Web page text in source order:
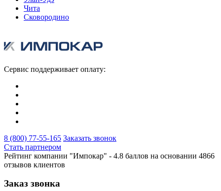
Чита
Сковородино
Сервис поддерживает оплату:
8 (800) 77-55-165 Заказать звонок
Стать партнером
Рейтинг компании "Импокар" - 4.8 баллов на основании 4866
отзывов клиентов
Заказ звонка